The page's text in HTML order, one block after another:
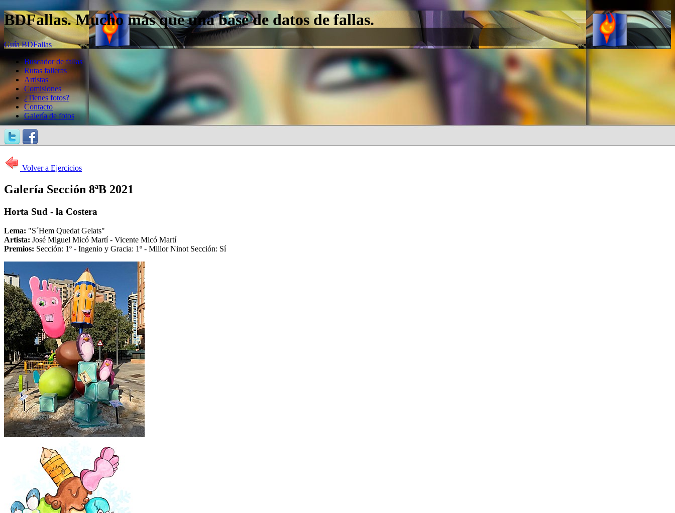
BDFallas. Mucho más que una base de datos de fallas.
Guía BDFallas
Buscador de fallas
Rutas falleras
Artistas
Comisiones
¿Tienes fotos?
Contacto
Galería de fotos
Volver a Ejercicios
Galería Sección 8ªB 2021
Horta Sud - la Costera
Lema: "S´Hem Quedat Gelats"
Artista: José Miguel Micó Martí - Vicente Micó Martí
Premios: Sección: 1º - Ingenio y Gracia: 1º - Millor Ninot Sección: Sí